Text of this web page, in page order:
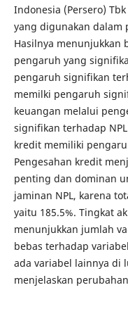
Indonesia (Persero)
yang digunakan dalam
Hasilnya menunjukkan
pengaruh yang
pengaruh signifikan
memilki pengaruh
keuangan melalui
signifikan terhadap
kredit memiliki
Pengesahan kredit
penting dan dominan
jaminan NPL, karena
yaitu 185.5%. Tingkat
menunjukkan jumlah
bebas terhadap
ada variabel lainnya di
menjelaskan